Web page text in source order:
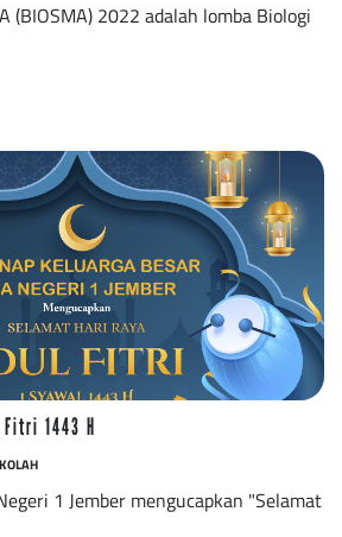
(BIOSMA) 2022 adalah lomba Biologi
1443 H
1 Jember mengucapkan "Selamat